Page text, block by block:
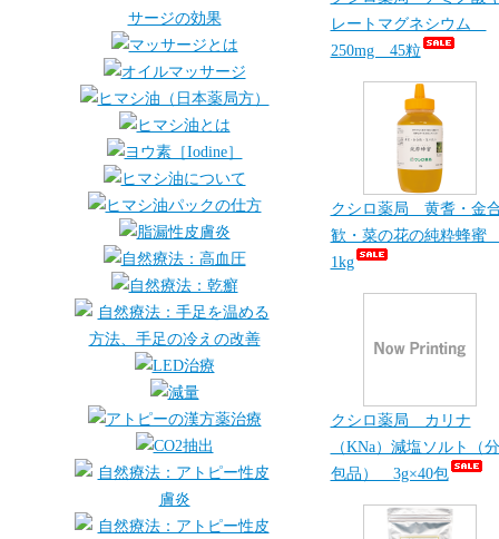
レートマグネシウム
250mg 45粒
クシロ薬局 黄耆・金
歓・菜の花の純粋蜂
1kg
クシロ薬局 カリナ
（KNa）減塩ソルト（分
包品） 3g×40包